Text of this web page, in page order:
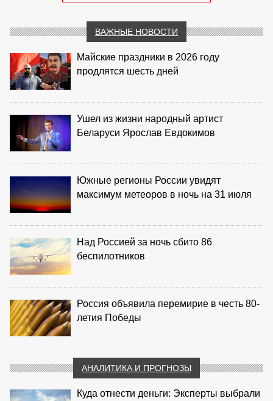
ВАЖНЫЕ НОВОСТИ
Майские праздники в 2026 году
продлятся шесть дней
Ушел из жизни народный артист
Беларуси Ярослав Евдокимов
Южные регионы России увидят
максимум метеоров в ночь на 31 июля
Над Россией за ночь сбито 86
беспилотников
Россия объявила перемирие в честь 80-
летия Победы
АНАЛИТИКА И ПРОГНОЗЫ
Куда отнести деньги: Эксперты выбрали